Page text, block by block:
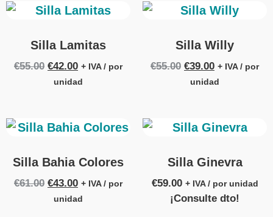
Silla Lamitas
€55.00 €42.00 + IVA / por
unidad
Silla Willy
€55.00 €39.00 + IVA / por
unidad
Silla Bahia Colores
€61.00 €43.00 + IVA / por
unidad
Silla Ginevra
€59.00 + IVA / por unidad
¡Consulte dto!